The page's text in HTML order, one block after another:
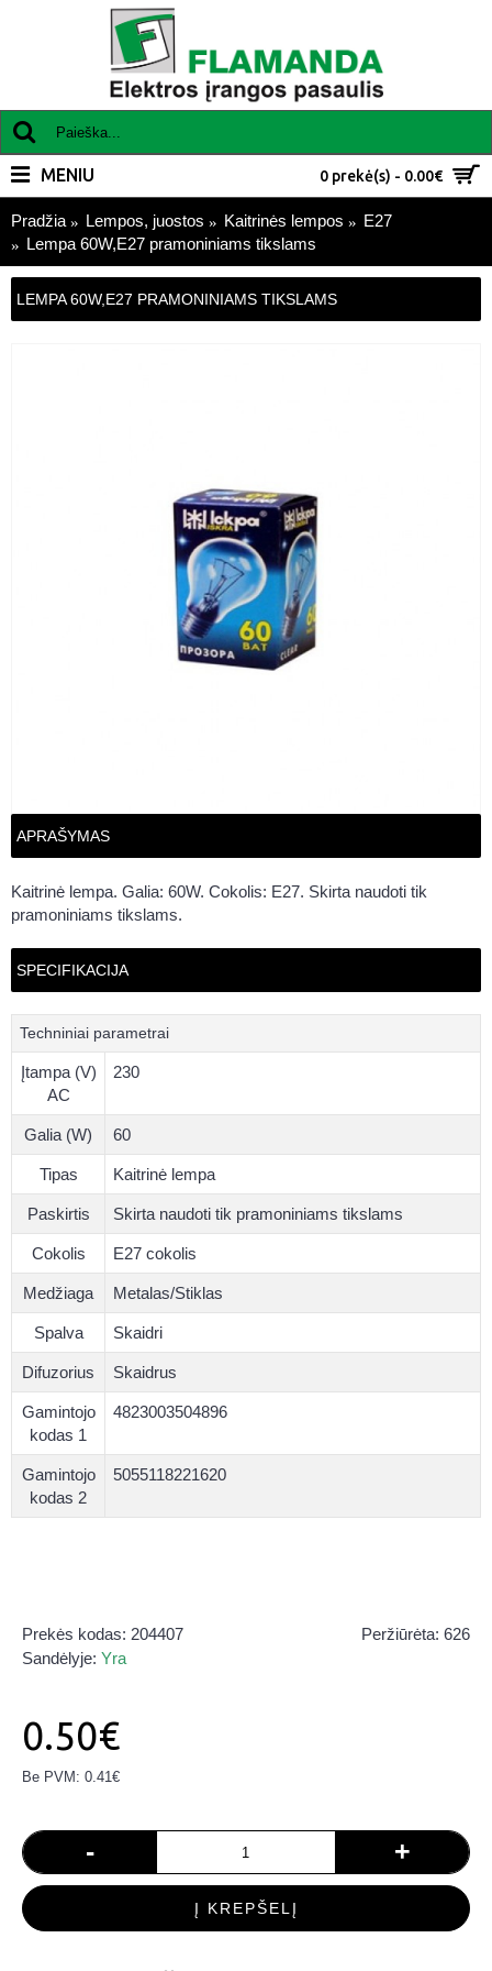
0 prekė(s) - 0.00€
MENIU
Pradžia Lempos, juostos Kaitrinės lempos
E27
Lempa 60W,E27 pramoniniams tikslams
LEMPA 60W,E27 PRAMONINIAMS TIKSLAMS
APRAŠYMAS
Kaitrinė lempa. Galia: 60W. Cokolis: E27. Skirta naudoti tik
pramoniniams tikslams.
SPECIFIKACIJA
Techniniai parametrai
Įtampa (V)
AC
230
Galia (W) 60
Tipas Kaitrinė lempa
Paskirtis Skirta naudoti tik pramoniniams tikslams
Cokolis E27 cokolis
Medžiaga Metalas/Stiklas
Spalva Skaidri
Difuzorius Skaidrus
Gamintojo
kodas 1
4823003504896
Gamintojo
kodas 2
5055118221620
Peržiūrėta: 626
Prekės kodas: 204407
Sandėlyje: Yra
0.50€
Be PVM: 0.41€
- +
Į KREPŠELĮ